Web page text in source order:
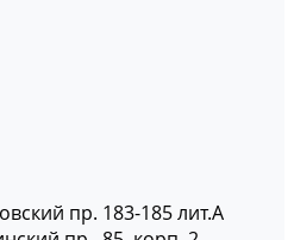
пр. 183-185 лит.А